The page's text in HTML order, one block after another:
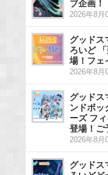
ブ企画！
2026年8月
グッドス
ろいど
場！フェ
2026年8月
グッドス
ンドボッ
ーズ フ
登場！ご
2026年8月
グッドス